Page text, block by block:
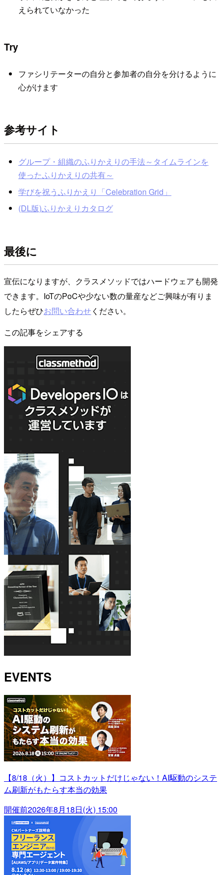
えられていなかった
Try
ファシリテーターの自分と参加者の自分を分けるように
心がけます
参考サイト
グループ・組織のふりかえりの手法～タイムラインを
使ったふりかえりの共有～
学びを祝うふりかえり「Celebration Grid」
(DL版)ふりかえりカタログ
最後に
宣伝になりますが、クラスメソッドではハードウェアも開発
できます。IoTのPoCや少ない数の量産などご興味が有りま
したらぜひお問い合わせください。
この記事をシェアする
EVENTS
【8/18（火）】コストカットだけじゃない！AI駆動のシステ
ム刷新がもたらす本当の効果
開催前2026年8月18日(火) 15:00